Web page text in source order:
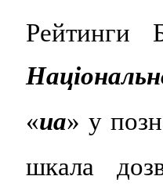
Рейтинги
«ua» у
шкала